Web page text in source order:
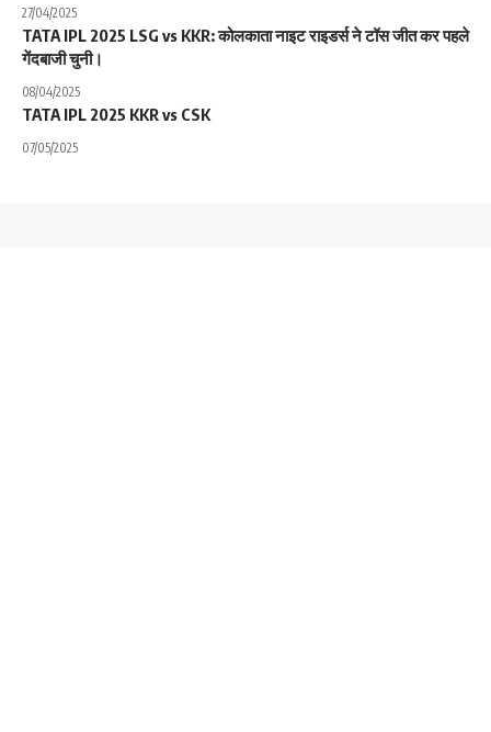
27/04/2025
TATA IPL 2025 LSG vs KKR: कोलकाता नाइट राइडर्स ने टॉस जीत कर पहले
गेंदबाजी चुनी।
08/04/2025
TATA IPL 2025 KKR vs CSK
07/05/2025